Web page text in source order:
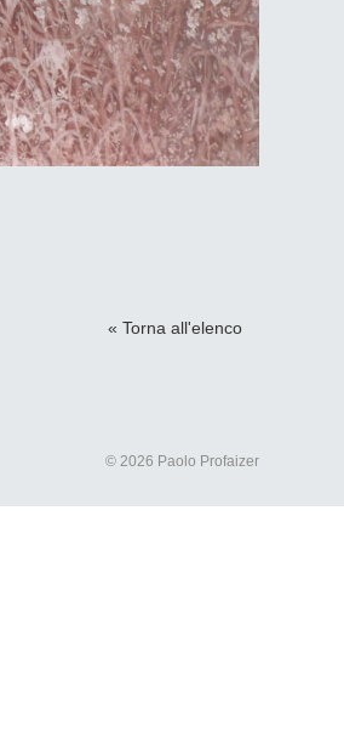
« Torna all'elenco
© 2026 Paolo Profaizer